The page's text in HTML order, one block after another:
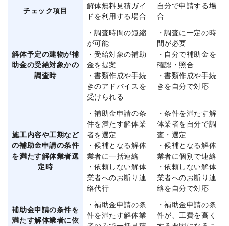
チェック項目
解体無料見積ガイ
ドを利用する場合
自分で申請する場
合
解体予定の建物が補
助金の受給対象かの
調査時
・調査時間の短縮
が可能
・受給対象の補助
金を提案
・書類作成や手続
きのアドバイスを
受けられる
・調査に一定の時
間が必要
・自分で補助金を
確認・照合
・書類作成や手続
きを自分で対応
施工内容や工期など
の補助金申請の条件
を満たす解体業者選
定時
・補助金申請の条
件を満たす解体業
者を選定
・候補となる解体
業者に一括連絡
・依頼しない解体
業者へのお断り連
絡代行
・条件を満たす解
体業者を自分で調
査・選定
・候補となる解体
業者に個別で連絡
・依頼しない解体
業者へのお断り連
絡を自分で対応
補助金申請の条件を
満たす解体業者に依
・補助金申請の条
件を満たす解体業
・補助金申請の条
件が、工費を高く